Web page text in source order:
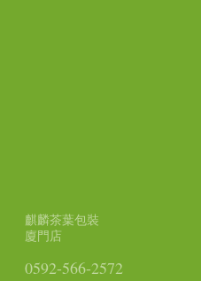
麒麟茶葉包裝
廈門店
0592-566-2572